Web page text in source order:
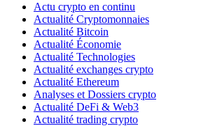
Actu crypto en continu
Actualité Cryptomonnaies
Actualité Bitcoin
Actualité Économie
Actualité Technologies
Actualité exchanges crypto
Actualité Ethereum
Analyses et Dossiers crypto
Actualité DeFi & Web3
Actualité trading crypto